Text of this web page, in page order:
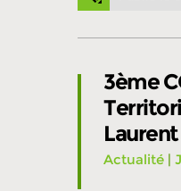
3ème
Actualité |